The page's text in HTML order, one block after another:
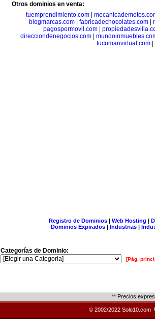
Otros dominios en venta:
tuemprendimiento.com
blogmarcas.com
fabricadechocolates.com
pagospormovil.com
direcciondenegocios.com
tucumanvirtual.com
Registro de Dominios| Web Hosting |
Dominios Expirados | Industrias |
Categorías de Dominio:
[Pág.
** Precios
© 2002/2022 Solo10.com